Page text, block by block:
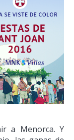
a Menorca. Y